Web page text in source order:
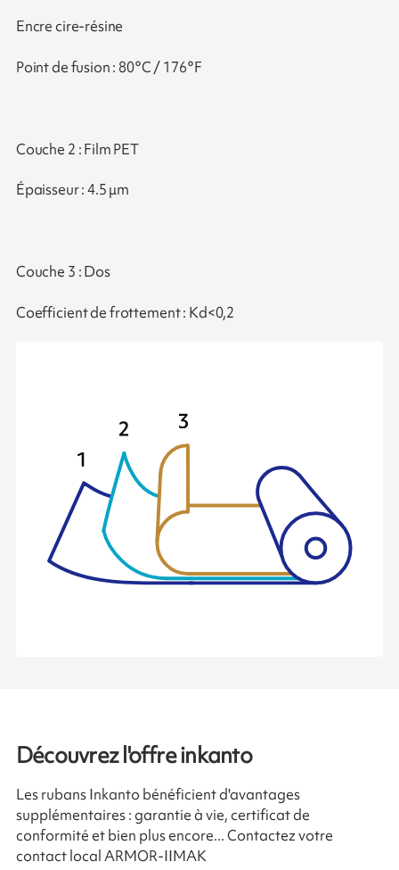
Encre cire-résine
Point de fusion : 80°C / 176°F
Couche 2 : Film PET
Épaisseur : 4.5 μm
Couche 3 : Dos
Coefficient de frottement : Kd<0,2
Découvrez l'offre inkanto
Les rubans Inkanto bénéficient d'avantages
supplémentaires : garantie à vie, certificat de
conformité et bien plus encore... Contactez votre
contact local ARMOR-IIMAK